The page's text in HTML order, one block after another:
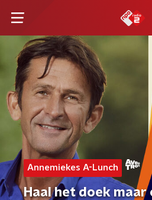
Annemiekes A-Lunch
Haal het doek maar